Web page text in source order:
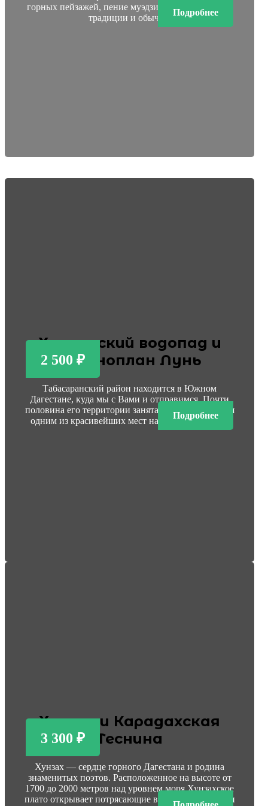
горных пейзажей, пение муэдзинов, дагестанские
традиции и обычаи.
Подробнее
2 500 ₽
Хучнинский водопад и
экраноплан Лунь
Табасаранский район находится в Южном
Дагестане, куда мы с Вами и отправимся. Почти
половина его территории занята лесами и является
одним из красивейших мест нашей республики.
Подробнее
3 300 ₽
Хунзах и Карадахская
Теснина
Хунзах — сердце горного Дагестана и родина
знаменитых поэтов. Расположенное на высоте от
1700 до 2000 метров над уровнем моря Хунзахское
плато открывает потрясающие виды гор, ущелий и